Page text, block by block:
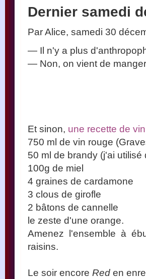
Dernier samedi
Par Alice, samedi 30
— Il n'y a plus
— Non, on vient de
Et sinon, une recette de
750 ml de vin rouge
50 ml de brandy (j'ai utilisé
100g de miel
4 graines de cardamone
3 clous de girofle
2 bâtons de cannelle
le zeste d'une orange.
Amenez l'ensemble à
raisins.
Le soir encore Red en